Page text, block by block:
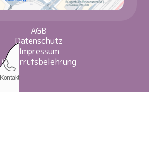
Kontakt
AGB
Datenschutz
Impressum
Widerrufsbelehrung